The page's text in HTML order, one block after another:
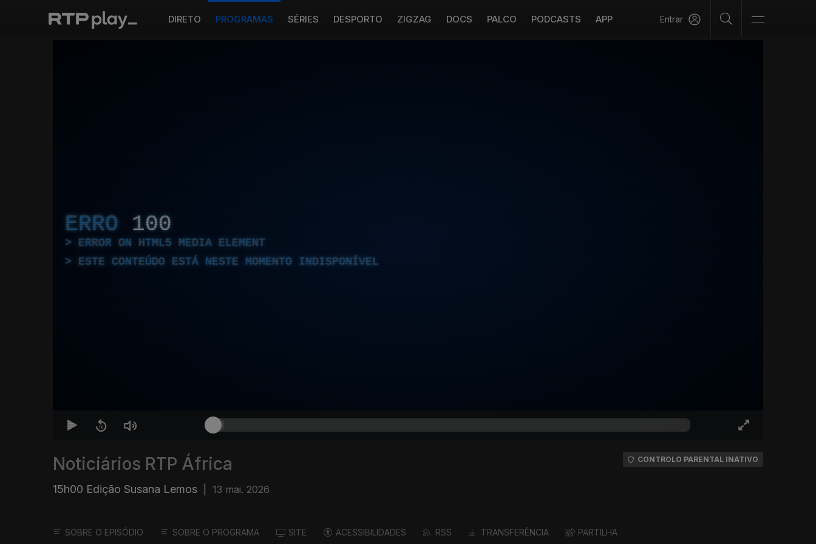
DIRETO PROGRAMAS SÉRIES DESPORTO ZIGZAG DOCS PALCO PODCASTS APP Entrar
ERRO 100
ERROR ON HTML5 MEDIA ELEMENT
ESTE CONTEÚDO ESTÁ NESTE MOMENTO INDISPONÍVEL
Noticiários RTP África
15h00 Edição Susana Lemos 13 mai. 2026
CONTROLO PARENTAL INATIVO
SOBRE O EPISÓDIO SOBRE O PROGRAMA SITE ACESSIBILIDADES RSS TRANSFERÊNCIA PARTILHA